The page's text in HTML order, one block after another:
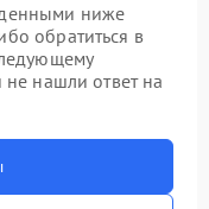
ниже
обратиться в
не нашли ответ на